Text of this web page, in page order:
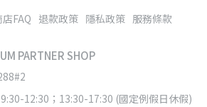
店FAQ 退款政策 隱私政策 服務條款
PARTNER SHOP
12:30；13:30-17:30 (國定例假日休假)